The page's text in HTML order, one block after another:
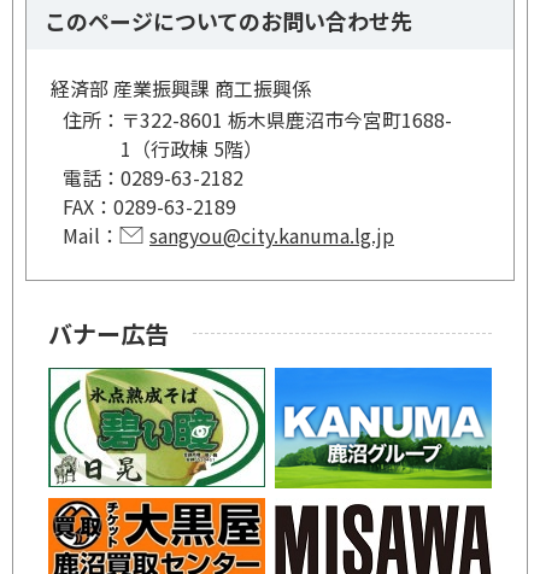
このページについてのお問い合わせ先
経済部 産業振興課 商工振興係
住所： 〒322-8601 栃木県鹿沼市今宮町1688-
1（行政棟 5階）
電話： 0289-63-2182
FAX： 0289-63-2189
Mail：
sangyou@city.kanuma.lg.jp
バナー広告